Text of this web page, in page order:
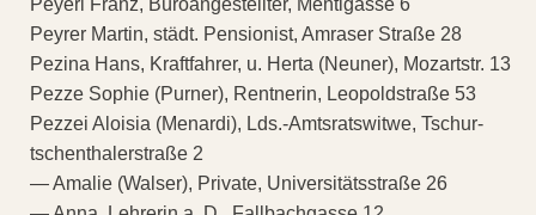
Peyrer Martin, städt. Pensionist, Amraser Straße 28
Pezina Hans, Kraftfahrer, u. Herta (Neuner), Mozartstr. 13
Pezze Sophie (Purner), Rentnerin, Leopoldstraße 53
Pezzei Aloisia (Menardi), Lds.-Amtsratswitwe, Tschur-
tschenthalerstraße 2
— Amalie (Walser), Private, Universitätsstraße 26